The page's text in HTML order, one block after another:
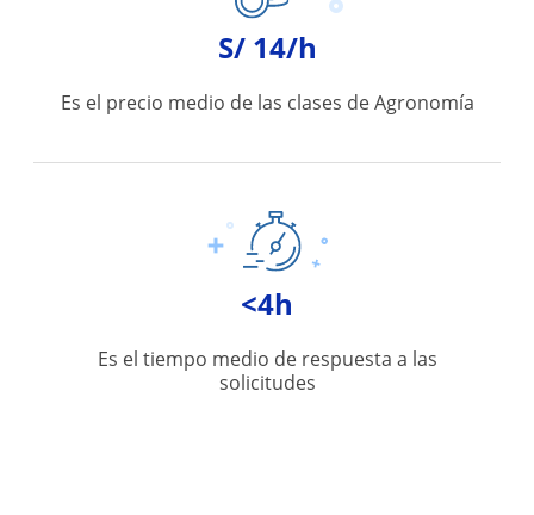
S/ 14/h
Es el precio medio de las clases de Agronomía
<4h
Es el tiempo medio de respuesta a las
solicitudes